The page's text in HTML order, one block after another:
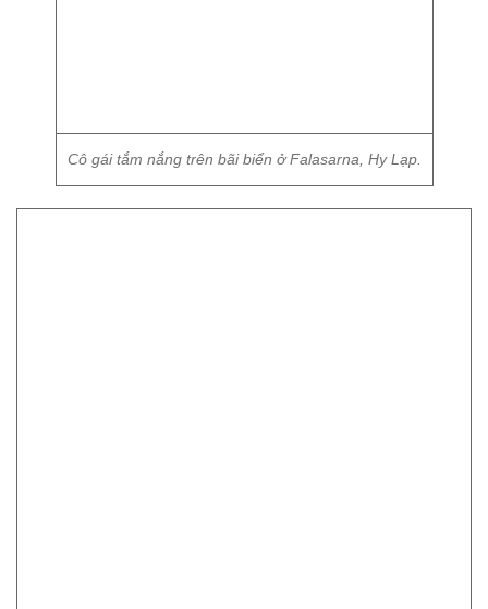
Cô gái tắm nắng trên bãi biển ở Falasarna, Hy Lạp.